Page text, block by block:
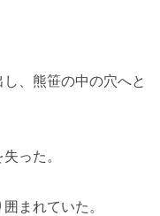
、熊笹の中の穴へと
った。
まれていた。